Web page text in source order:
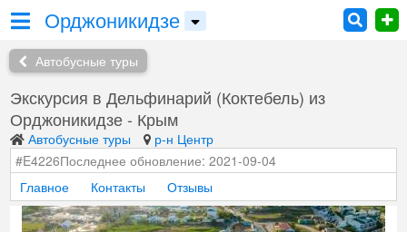
Орджоникидзе
Автобусные туры
Экскурсия в Дельфинарий (Коктебель) из
Орджоникидзе - Крым
Автобусные туры
р-н Центр
Последнее обновление: 2021-09-04
#E4226
Главное
Контакты Отзывы